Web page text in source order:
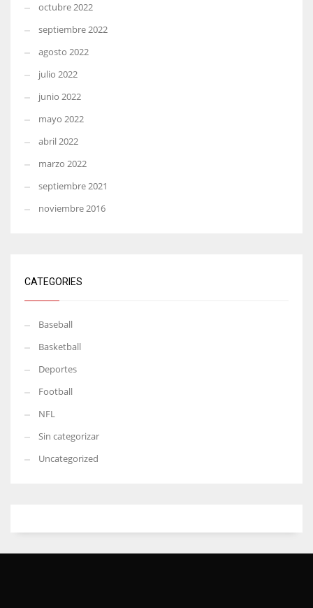
octubre 2022
septiembre 2022
agosto 2022
julio 2022
junio 2022
mayo 2022
abril 2022
marzo 2022
septiembre 2021
noviembre 2016
CATEGORIES
Baseball
Basketball
Deportes
Football
NFL
Sin categorizar
Uncategorized